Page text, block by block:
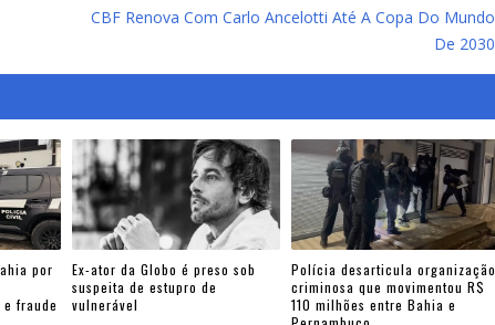
CBF Renova Com Carlo Ancelotti Até A Copa Do Mundo
De 2030
por
fraude
Ex-ator da Globo é preso sob
suspeita de estupro de
vulnerável
Polícia desarticula organização
criminosa que movimentou R$
110 milhões entre Bahia e